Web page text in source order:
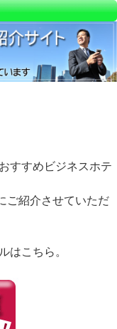
すすめビジネスホテ
ご紹介させていただ
はこちら。